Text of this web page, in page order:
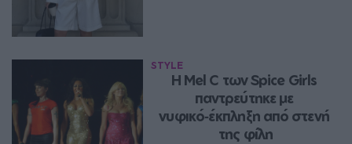
STYLE
Η Mel C των Spice Girls
παντρεύτηκε με
νυφικό‑έκπληξη από στενή
της φίλη